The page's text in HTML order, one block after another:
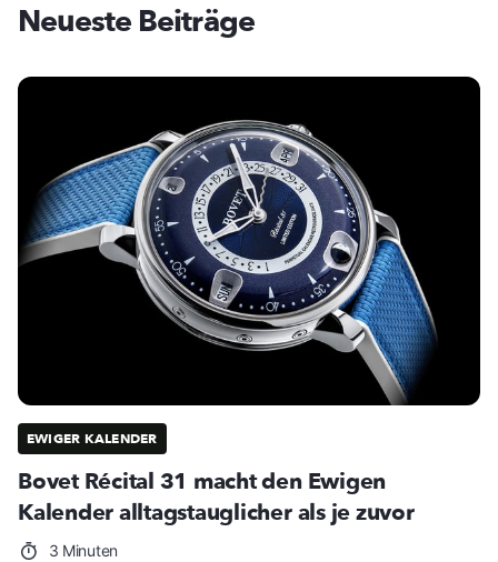
Neueste Beiträge
EWIGER KALENDER
Bovet Récital 31 macht den Ewigen
Kalender alltagstauglicher als je zuvor
3 Minuten